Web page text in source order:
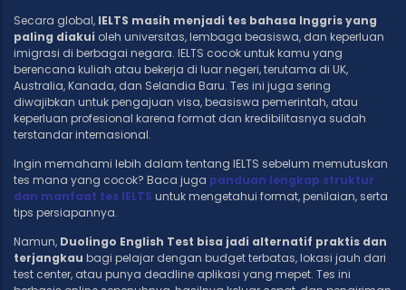
Secara global, IELTS masih menjadi tes bahasa Inggris yang
paling diakui oleh universitas, lembaga beasiswa, dan keperluan
imigrasi di berbagai negara. IELTS cocok untuk kamu yang
berencana kuliah atau bekerja di luar negeri, terutama di UK,
Australia, Kanada, dan Selandia Baru. Tes ini juga sering
diwajibkan untuk pengajuan visa, beasiswa pemerintah, atau
keperluan profesional karena format dan kredibilitasnya sudah
terstandar internasional.
Ingin memahami lebih dalam tentang IELTS sebelum memutuskan
tes mana yang cocok? Baca juga panduan lengkap struktur
dan manfaat tes IELTS untuk mengetahui format, penilaian, serta
tips persiapannya.
Namun, Duolingo English Test bisa jadi alternatif praktis dan
terjangkau bagi pelajar dengan budget terbatas, lokasi jauh dari
test center, atau punya deadline aplikasi yang mepet. Tes ini